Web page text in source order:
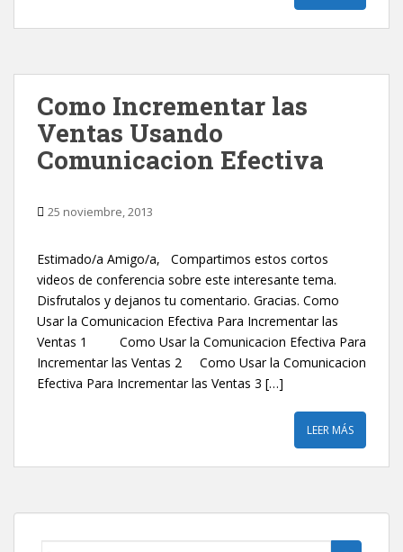
Como Incrementar las
Ventas Usando
Comunicacion Efectiva
25 noviembre, 2013
Estimado/a Amigo/a, Compartimos estos cortos
videos de conferencia sobre este interesante tema.
Disfrutalos y dejanos tu comentario. Gracias. Como
Usar la Comunicacion Efectiva Para Incrementar las
Ventas 1 Como Usar la Comunicacion Efectiva Para
Incrementar las Ventas 2 Como Usar la Comunicacion
Efectiva Para Incrementar las Ventas 3 […]
LEER MÁS